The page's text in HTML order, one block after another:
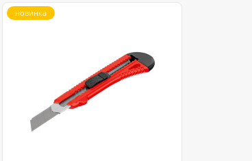
новинка